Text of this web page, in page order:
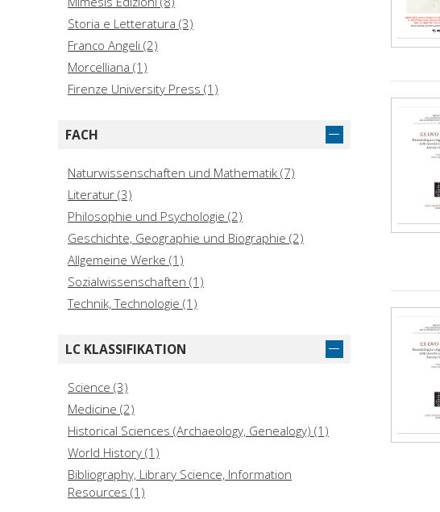
Storia e Letteratura (3)
Franco Angeli (2)
Morcelliana (1)
Firenze University Press (1)
FACH
Naturwissenschaften und Mathematik (7)
Literatur (3)
Philosophie und Psychologie (2)
Geschichte, Geographie und Biographie (2)
Allgemeine Werke (1)
Sozialwissenschaften (1)
Technik, Technologie (1)
LC KLASSIFIKATION
Science (3)
Medicine (2)
Historical Sciences (Archaeology, Genealogy) (1)
World History (1)
Bibliography, Library Science, Information
Resources (1)